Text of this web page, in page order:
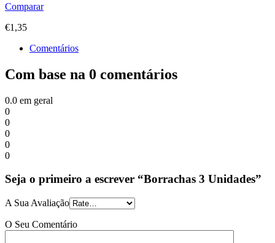
Comparar
€1,35
Comentários
Com base na 0 comentários
0.0 em geral
0
0
0
0
0
Seja o primeiro a escrever “Borrachas 3 Unidades”
A Sua Avaliação
O Seu Comentário